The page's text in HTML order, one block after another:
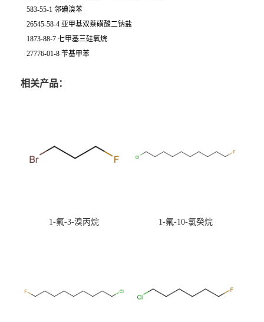
583-55-1 邻碘溴苯
26545-58-4 亚甲基双萘磺酸二钠盐
1873-88-7 七甲基三硅氧烷
27776-01-8 苄基甲苯
相关产品：
1-氟-3-溴丙烷 1-氟-10-氯癸烷